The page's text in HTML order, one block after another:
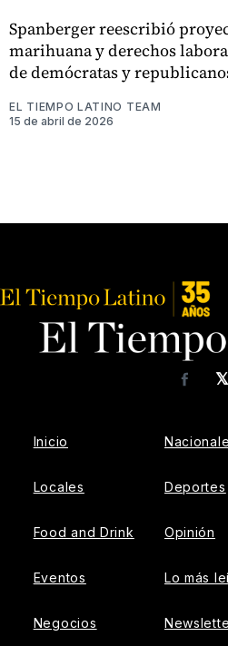
Spanberger reescribió
marihuana y derechos
de demócratas y
EL TIEMPO LATINO TEAM
15 de abril de 2026
𝕏
Inicio
Locales
Food and Drink
Eventos
Negocios
Deportes
Opinión
Lo más